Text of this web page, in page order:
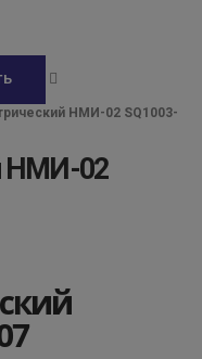
НМИ-02 SQ1003-
НМИ-02